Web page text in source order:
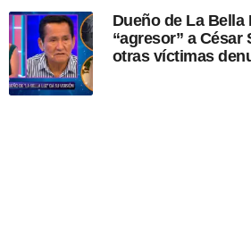
Dueño de La Bella
“agresor” a César
otras víctimas